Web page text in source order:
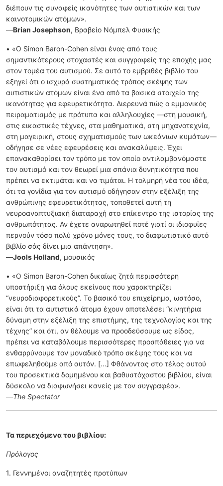
διέπουν τις συναφείς ικανότητες των αυτιστικών και των
καινοτομικών ατόμων».
—Brian Josephson, Βραβείο Νόμπελ Φυσικής
• «Ο Simon Baron-Cohen είναι ένας από τους
σημαντικότερους στοχαστές και συγγραφείς της εποχής μας
στον τομέα του αυτισμού. Σε αυτό το εμβριθές βιβλίο του
εξηγεί ότι ο ισχυρά συστηματικός τρόπος σκέψης των
αυτιστικών ατόμων είναι ένα από τα βασικά στοιχεία της
ικανότητας για εφευρετικότητα. Διερευνά πώς ο εμμονικός
πειραματισμός με πρότυπα και αλληλουχίες —στη μουσική,
στις εικαστικές τέχνες, στα μαθηματικά, στη μηχανοτεχνία,
στη μαγειρική, στους σχηματισμούς των ωκεάνιων κυμάτων—
οδήγησε σε νέες εφευρέσεις και ανακαλύψεις. Έχει
επανακαθορίσει τον τρόπο με τον οποίο αντιλαμβανόμαστε
τον αυτισμό και τον θεωρεί μια σπάνια δυνητικότητα που
πρέπει να εκτιμάται και να τιμάται. Η τολμηρή νέα του ιδέα,
ότι τα γονίδια για τον αυτισμό οδήγησαν στην εξέλιξη της
ανθρώπινης εφευρετικότητας, τοποθετεί αυτή τη
νευροαναπτυξιακή διαταραχή στο επίκεντρο της ιστορίας της
ανθρωπότητας. Αν έχετε αναρωτηθεί ποτέ γιατί οι ιδιοφυΐες
περνούν τόσο πολύ χρόνο μόνες τους, το διαφωτιστικό αυτό
βιβλίο σάς δίνει μια απάντηση».
—Jools Holland, μουσικός
• «Ο Simon Baron-Cohen δικαίως ζητά περισσότερη
υποστήριξη για όλους εκείνους που χαρακτηρίζει
“νευροδιαφορετικούς”. Το βασικό του επιχείρημα, ωστόσο,
είναι ότι τα αυτιστικά άτομα έχουν αποτελέσει “κινητήρια
δύναμη στην εξέλιξη της επιστήμης, της τεχνολογίας και της
τέχνης” και ότι, αν θέλουμε να προοδεύσουμε ως είδος,
πρέπει να καταβάλουμε περισσότερες προσπάθειες για να
ενθαρρύνουμε τον μοναδικό τρόπο σκέψης τους και να
επωφεληθούμε από αυτόν. […] Φθάνοντας στο τέλος αυτού
του προσεκτικά δομημένου και βαθυστόχαστου βιβλίου, είναι
δύσκολο να διαφωνήσει κανείς με τον συγγραφέα».
—The Spectator
Τα περιεχόμενα του βιβλίου:
Πρόλογος
1. Γεννημένοι αναζητητές προτύπων